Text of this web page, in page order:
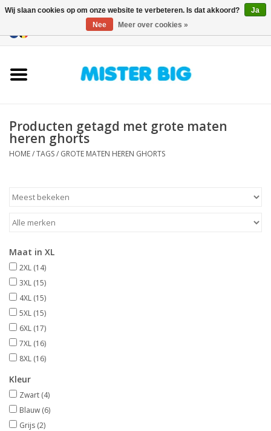
Onze Winkel
BLOGS
Merken
Producten getagd met grote maten
heren ghorts
HOME/TAGS/ GROTE MATEN HEREN GHORTS
Maat in XL
2XL (14)
3XL (15)
4XL (15)
5XL (15)
6XL (17)
7XL (16)
8XL (16)
Kleur
Zwart (4)
Blauw (6)
Grijs (2)
Wij slaan cookies op om onze website te verbeteren. Is dat akkoord?
Ja
Nee
Meer over cookies »